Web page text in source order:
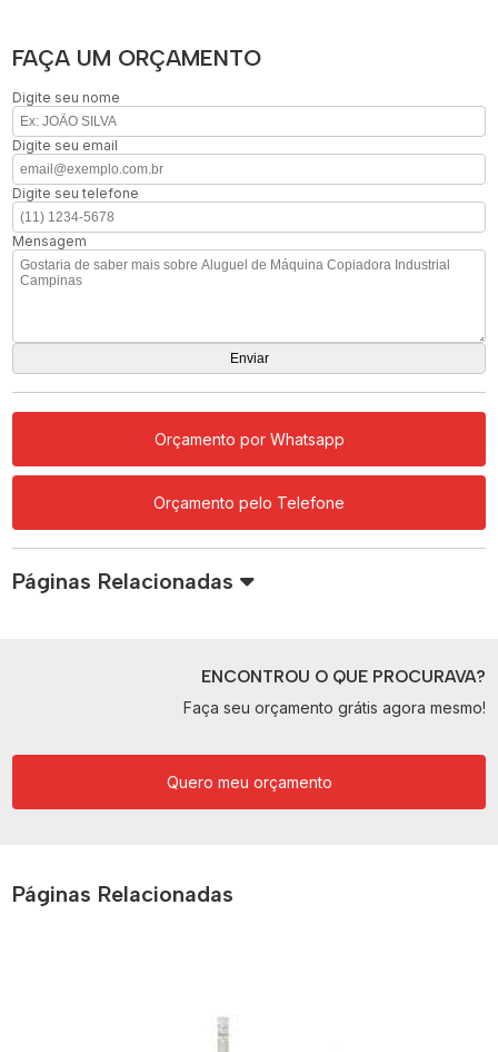
FAÇA UM ORÇAMENTO
Digite seu nome
Digite seu email
Digite seu telefone
Mensagem
Orçamento por Whatsapp
Orçamento pelo Telefone
Páginas Relacionadas
ENCONTROU O QUE PROCURAVA?
Faça seu orçamento grátis agora mesmo!
Quero meu orçamento
Páginas Relacionadas